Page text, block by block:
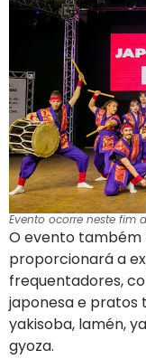
Evento ocorre neste fim
O evento também
proporcionará a
frequentadores,
japonesa e pratos
yakisoba, lamén,
gyoza.